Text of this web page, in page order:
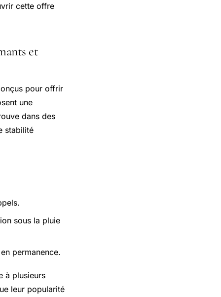
cette offre
et
pour offrir
une
dans des
stabilité
sous la pluie
permanence.
à plusieurs
leur popularité